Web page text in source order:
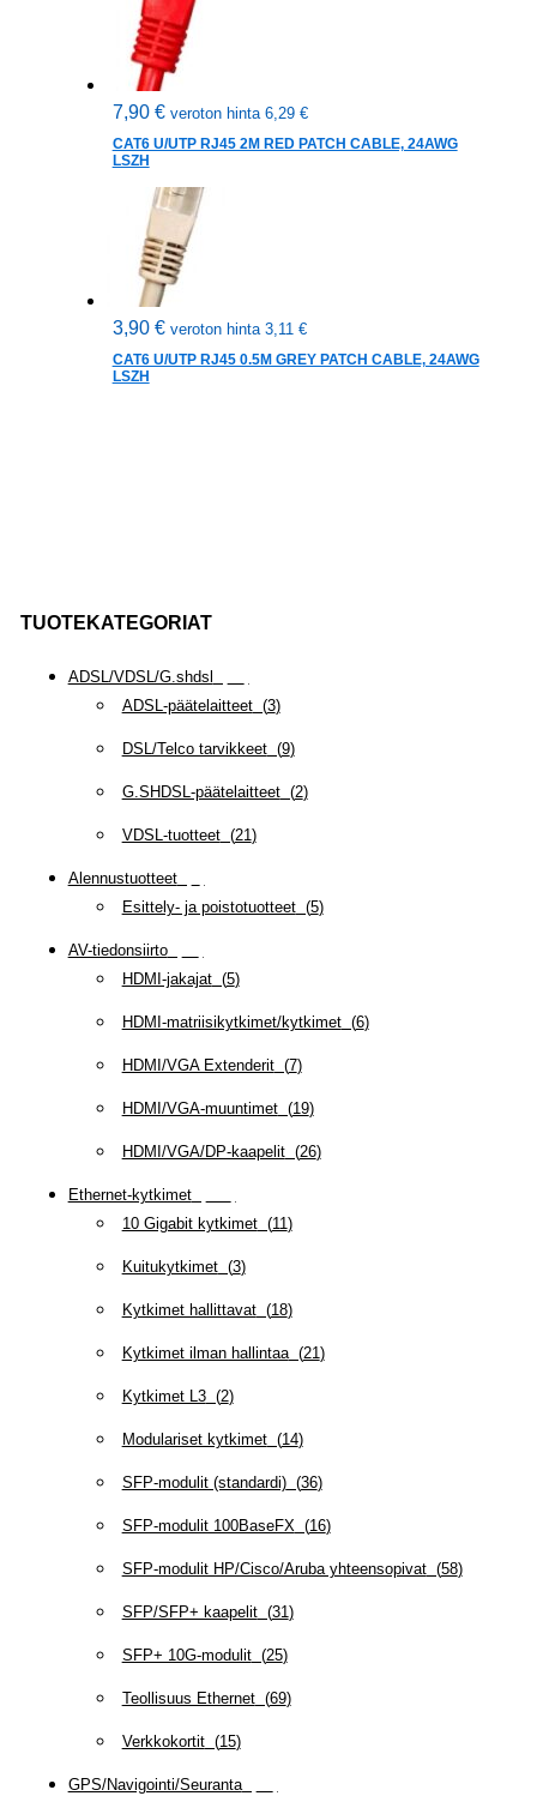
TUOTEKATEGORIAT
ADSL/VDSL/G.shdsl
ADSL-päätelaitteet(3)
DSL/Telco tarvikkeet(9)
G.SHDSL-päätelaitteet(2)
VDSL-tuotteet(21 )
Alennustuotteet(
Esittely- ja poistotuotteet(5)
AV-tiedonsiirto(
HDMI-jakajat(5)
HDMI-matriisikytkimet/kytkimet(6)
HDMI/VGA Extenderit(7)
HDMI/VGA-muuntimet(19)
HDMI/VGA/DP-kaapelit(26)
Ethernet-kytkimet(
10 Gigabit kytkimet(11 )
Kuitukytkimet(3)
Kytkimet hallittavat(18)
Kytkimet ilman hallintaa(21 )
Kytkimet L3(2)
Modulariset kytkimet(14)
SFP-modulit (standardi)(36)
SFP-modulit 100BaseFX (16)
SFP-modulit HP/Cisco/Aruba yhteensopivat(58)
SFP/SFP+ kaapelit(31 )
SFP+ 10G-modulit(25)
Teollisuus Ethernet(69)
Verkkokortit(15)
GPS/Navigointi/Seuranta(
7,90 € veroton hinta 6,29 €
CAT6 U/UTP RJ45 2M RED PATCH CABLE, 24AWG
LSZH
3,90 € veroton hinta 3,11 €
CAT6 U/UTP RJ45 0.5M GREY PATCH CABLE, 24AWG
LSZH